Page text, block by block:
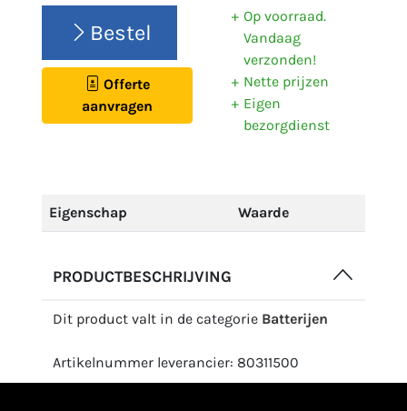
Bestel
Offerte
aanvragen
Op voorraad.
Vandaag
verzonden!
Nette prijzen
Eigen
bezorgdienst
Eigenschap Waarde
PRODUCTBESCHRIJVING
Dit product valt in de categorie Batterijen
Artikelnummer leverancier: 80311500